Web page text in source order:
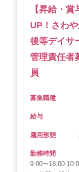
【昇給・
UP！さわ
後等デイサ
管理責任者
員
募集職種
給与
雇用形態
勤務時間
9:00〜18:00